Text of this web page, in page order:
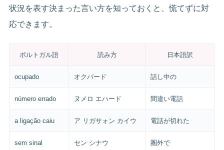
状況を表す決まった言い方を知っておくと、慌てずに対
応できます。
ポルトガル語 読み方 日本語訳
ocupado オクパード 話し中の
número errado ヌメロ エハード 間違い電話
a ligação caiu ア リガサォン カイウ 電話が切れた
sem sinal セン シナウ 圏外で